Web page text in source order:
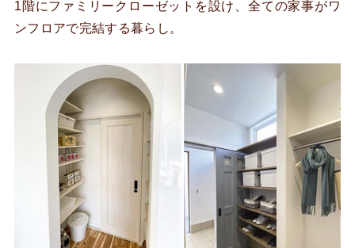
1階にファミリークローゼットを設け、全ての家事がワ
ンフロアで完結する暮らし。